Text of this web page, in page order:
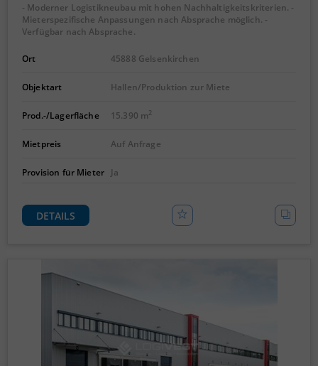
- Moderner Logistikneubau mit hohen Nachhaltigkeitskriterien. -
Mieterspezifische Anpassungen nach Absprache möglich. -
Verfügbar nach Absprache.
Ort 45888 Gelsenkirchen
Objektart Hallen/Produktion zur Miete
Prod.-/Lagerfläche 15.390 m2
Mietpreis Auf Anfrage
Provision für Mieter Ja
DETAILS